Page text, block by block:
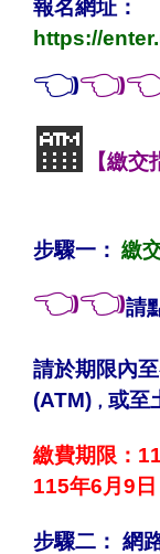
報名網址：
https://
👈
🏧 【繳交
步驟一： 繳
👈👈請
請於期限內
(ATM) ， 或至
繳費期限：
115年6月9日
步驟二： 網